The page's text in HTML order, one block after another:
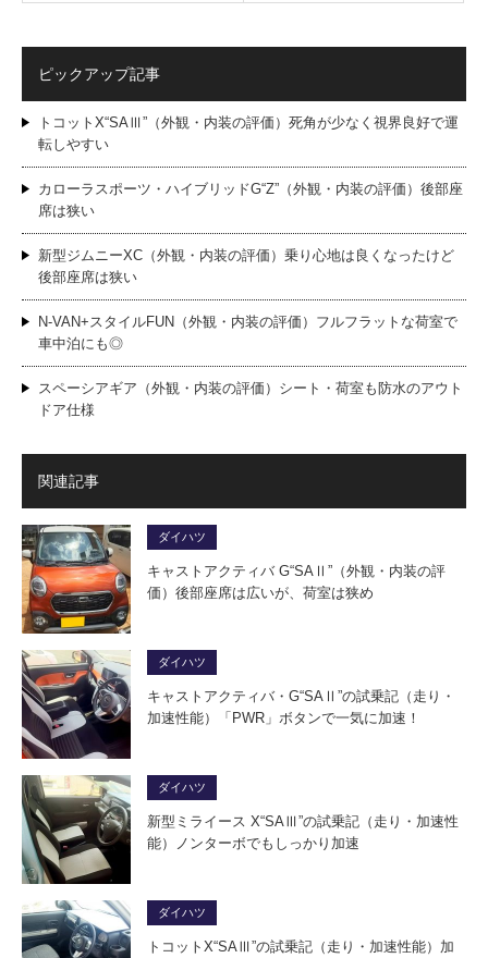
ピックアップ記事
トコットX“SAⅢ”（外観・内装の評価）死角が少なく視界良好で運
転しやすい
カローラスポーツ・ハイブリッドG“Z”（外観・内装の評価）後部座
席は狭い
新型ジムニーXC（外観・内装の評価）乗り心地は良くなったけど
後部座席は狭い
N-VAN+スタイルFUN（外観・内装の評価）フルフラットな荷室で
車中泊にも◎
スペーシアギア（外観・内装の評価）シート・荷室も防水のアウト
ドア仕様
関連記事
ダイハツ
キャストアクティバ G“SAⅡ”（外観・内装の評
価）後部座席は広いが、荷室は狭め
ダイハツ
キャストアクティバ・G“SAⅡ”の試乗記（走り・
加速性能）「PWR」ボタンで一気に加速！
ダイハツ
新型ミライース X“SAⅢ”の試乗記（走り・加速性
能）ノンターボでもしっかり加速
ダイハツ
トコットX“SAⅢ”の試乗記（走り・加速性能）加